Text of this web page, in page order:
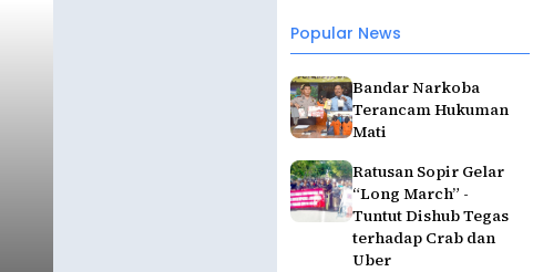
Popular News
Bandar Narkoba
Terancam Hukuman
Mati
Ratusan Sopir Gelar
“Long March” -
Tuntut Dishub Tegas
terhadap Crab dan
Uber